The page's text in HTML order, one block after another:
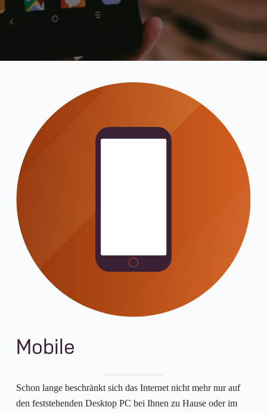
Mobile
Schon lange beschränkt sich das Internet nicht mehr nur auf
den feststehenden Desktop PC bei Ihnen zu Hause oder im